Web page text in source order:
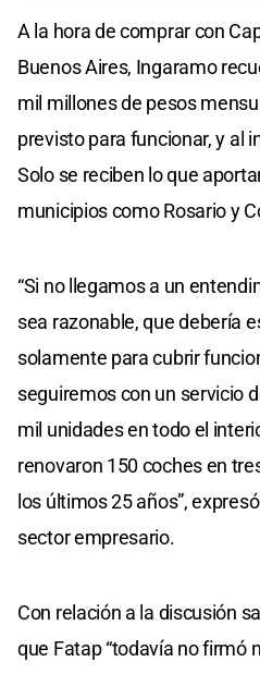
A la hora de comprar con
Buenos Aires, Ingaramo
mil millones de pesos
previsto para funcionar, y al
Solo se reciben lo que
municipios como Rosario y
“Si no llegamos a un
sea razonable, que debería
solamente para cubrir
seguiremos con un servicio
mil unidades en todo el
renovaron 150 coches en
los últimos 25 años”,
sector empresario.
Con relación a la discusión
que Fatap “todavía no firmó